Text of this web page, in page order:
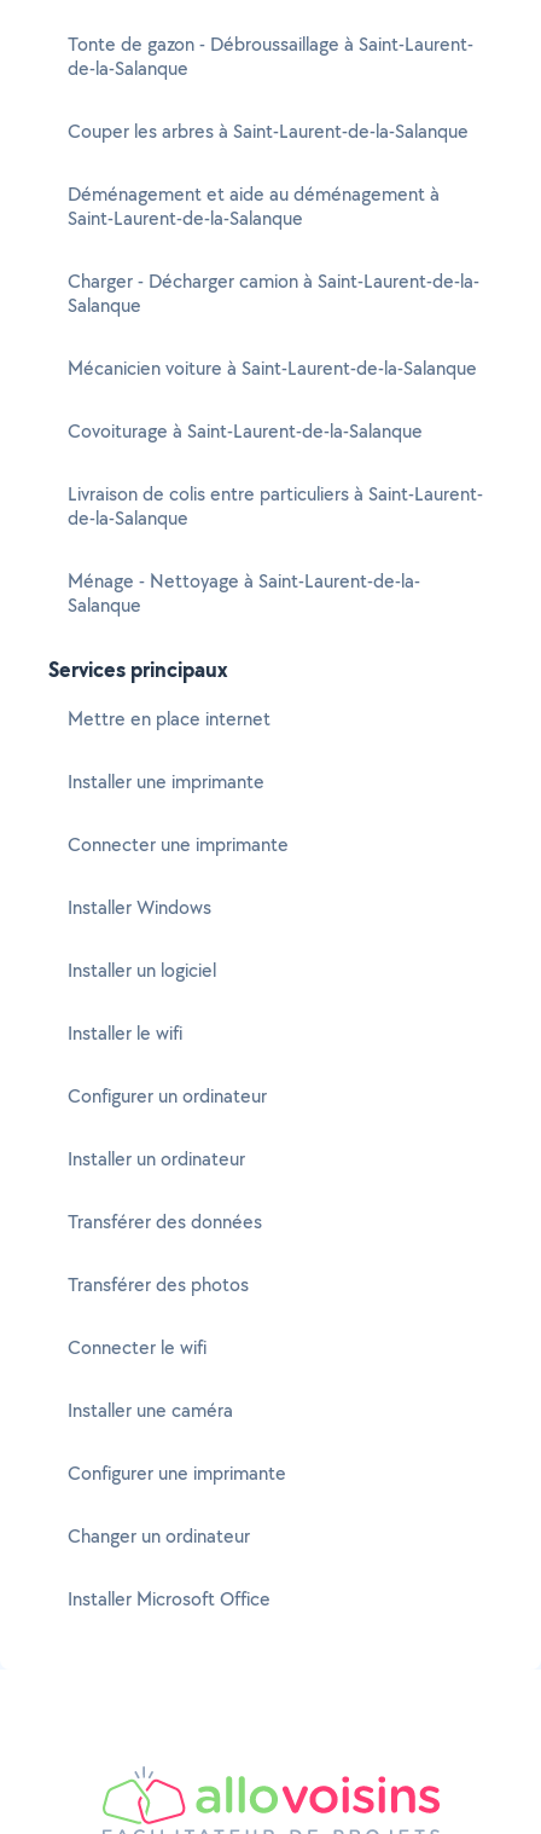
Tonte de gazon - Débroussaillage à Saint-Laurent-
de-la-Salanque
Couper les arbres à Saint-Laurent-de-la-Salanque
Déménagement et aide au déménagement à
Saint-Laurent-de-la-Salanque
Charger - Décharger camion à Saint-Laurent-de-la-
Salanque
Mécanicien voiture à Saint-Laurent-de-la-Salanque
Covoiturage à Saint-Laurent-de-la-Salanque
Livraison de colis entre particuliers à Saint-Laurent-
de-la-Salanque
Ménage - Nettoyage à Saint-Laurent-de-la-
Salanque
Services principaux
Mettre en place internet
Installer une imprimante
Connecter une imprimante
Installer Windows
Installer un logiciel
Installer le wifi
Configurer un ordinateur
Installer un ordinateur
Transférer des données
Transférer des photos
Connecter le wifi
Installer une caméra
Configurer une imprimante
Changer un ordinateur
Installer Microsoft Office